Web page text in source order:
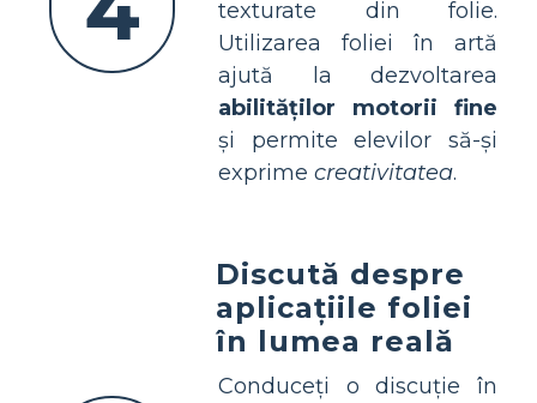
texturate din folie.
Utilizarea foliei în artă
ajută la dezvoltarea
abilităților motorii fine
și permite elevilor să-și
exprime creativitatea.
Discută despre
aplicațiile foliei
în lumea reală
Conduceți o discuție în